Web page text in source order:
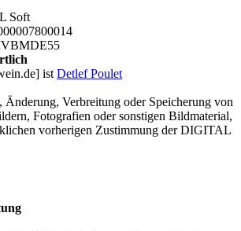
Soft
ist Detlef Poulet
Änderung, Verbreitung oder Speicherung von
Fotografien oder sonstigen Bildmaterial,
vorherigen Zustimmung der DIGITAL